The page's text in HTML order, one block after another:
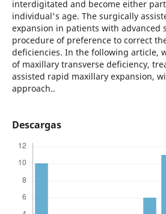
interdigitated and become either
individual's age. The surgically
expansion in patients with advanced
procedure of preference to correct
deficiencies. In the following article,
of maxillary transverse deficiency,
assisted rapid maxillary expansion,
approach..
Descargas